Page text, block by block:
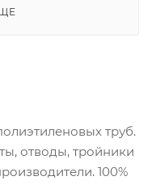
труб.
отводы, тройники
100%